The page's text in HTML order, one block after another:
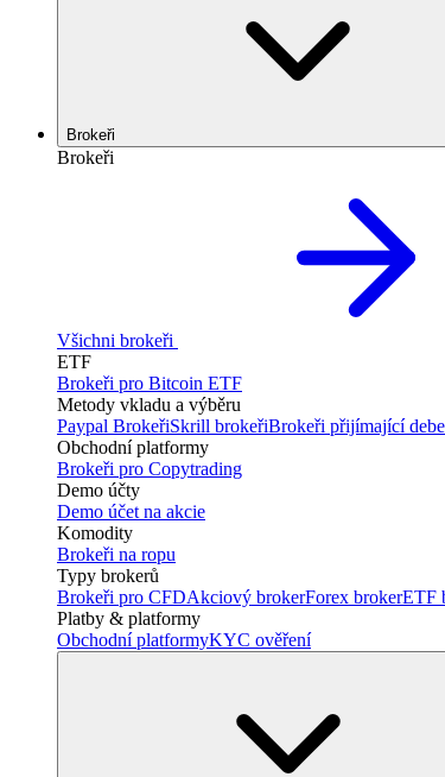
Brokeři
Brokeři
Všichni brokeři
ETF
Brokeři pro Bitcoin ETF
Metody vkladu a výběru
Paypal BrokeřiSkrill brokeřiBrokeři přijímající
Obchodní platformy
Brokeři pro Copytrading
Demo účty
Demo účet na akcie
Komodity
Brokeři na ropu
Typy brokerů
Brokeři pro CFDAkciový brokerForex brokerETF
Platby & platformy
Obchodní platformyKYC ověření